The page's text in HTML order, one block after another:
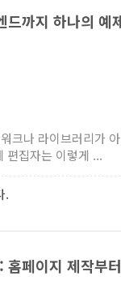
까지 하나의 예
크나 라이브러리가
편집자는 이렇게 ...
.
페이지 제작부